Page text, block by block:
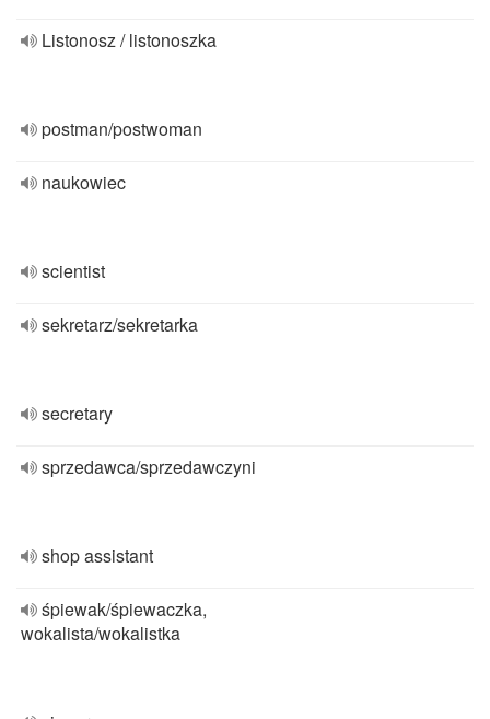
Listonosz / listonoszka
postman/postwoman
naukowiec
scientist
sekretarz/sekretarka
secretary
sprzedawca/sprzedawczyni
shop assistant
śpiewak/śpiewaczka,
wokalista/wokalistka